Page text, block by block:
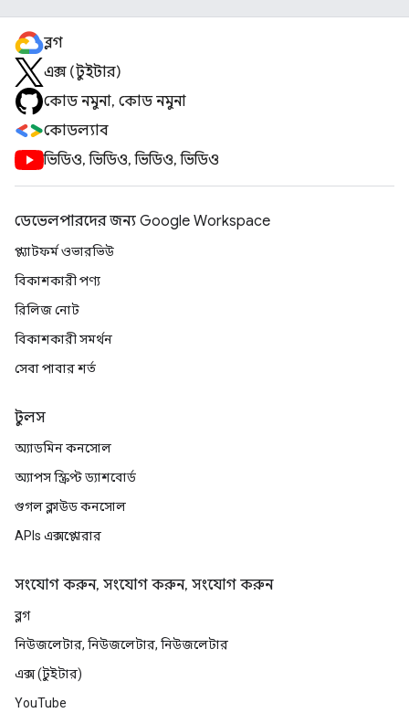
ব্লগ
এক্স (টুইটার)
কোড নমুনা, কোড নমুনা
কোডল্যাব
ভিডিও, ভিডিও, ভিডিও, ভিডিও
ডেভেলপারদের জন্য Google Workspace
প্ল্যাটফর্ম ওভারভিউ
বিকাশকারী পণ্য
রিলিজ নোট
বিকাশকারী সমর্থন
সেবা পাবার শর্ত
টুলস
অ্যাডমিন কনসোল
অ্যাপস স্ক্রিপ্ট ড্যাশবোর্ড
গুগল ক্লাউড কনসোল
APIs এক্সপ্লোরার
সংযোগ করুন, সংযোগ করুন, সংযোগ করুন
ব্লগ
নিউজলেটার, নিউজলেটার, নিউজলেটার
এক্স (টুইটার)
YouTube